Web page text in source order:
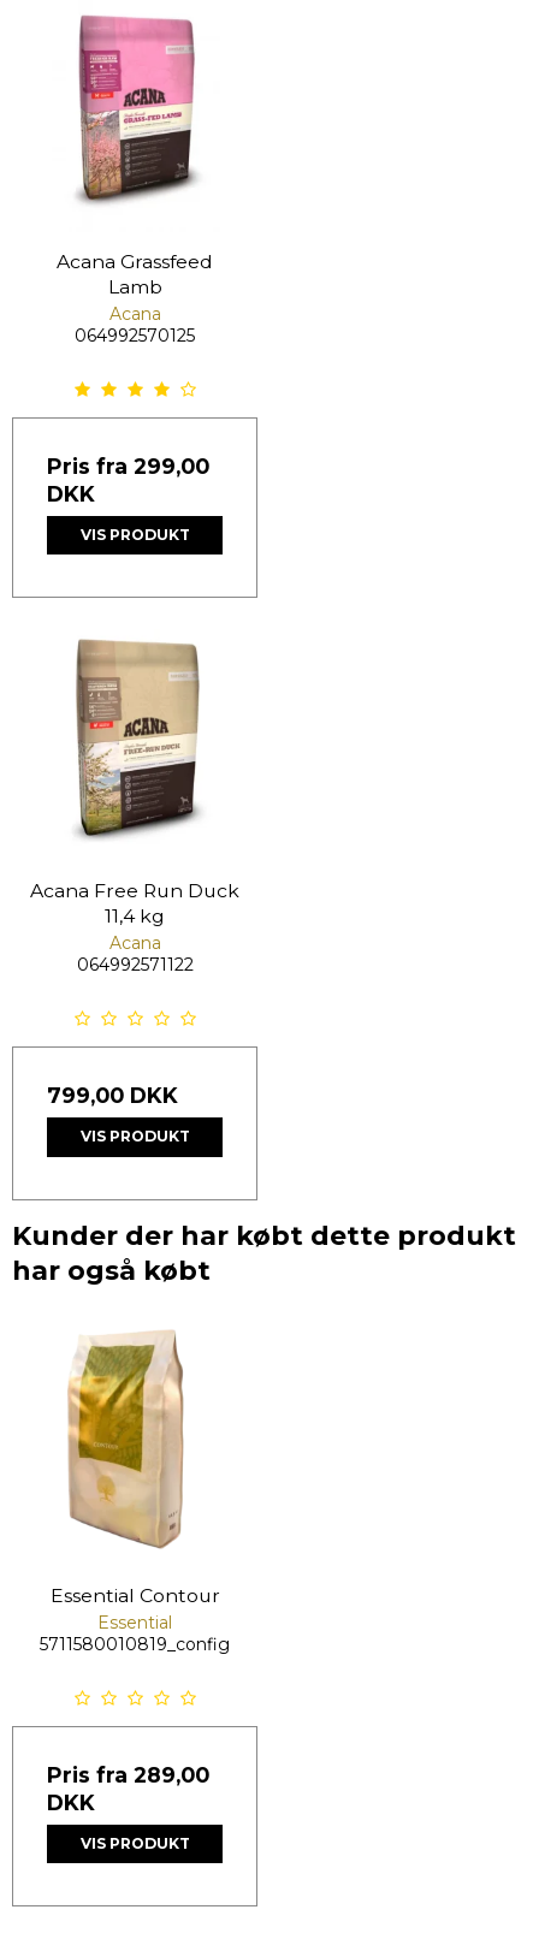
Acana Grassfeed
Lamb
Acana
064992570125
Pris fra 299,00
DKK
VIS PRODUKT
Acana Free Run Duck
11,4 kg
Acana
064992571122
799,00 DKK
VIS PRODUKT
Kunder der har købt dette produkt
har også købt
Essential Contour
Essential
5711580010819_config
Pris fra 289,00
DKK
VIS PRODUKT